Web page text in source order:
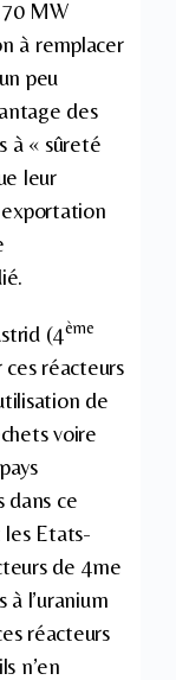
MW
à remplacer
peu
des
à « sûreté
leur
exportation
(4ème
réacteurs
de
voire
dans ce
Etats-
de 4me
l’uranium
réacteurs
n’en